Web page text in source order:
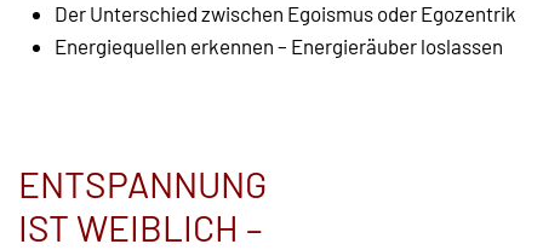
Der Unterschied zwischen Egoismus oder Egozentrik
Energiequellen erkennen – Energieräuber loslassen
ENTSPANNUNG
IST WEIBLICH –